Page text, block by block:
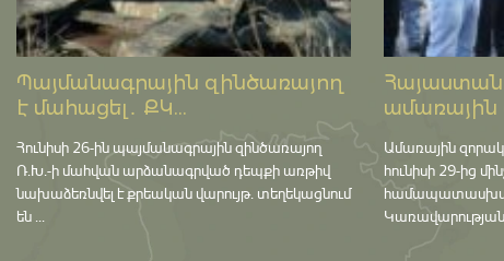
Պայմանագրային զինծառայող
է մահացել․ ՔԿ...
Հունիսի 26-ին պայմանագրային զինծառայող
Ռ.Խ.-ի մահվան արձանագրված դեպքի առթիվ
նախաձեռնվել է քրեական վարույթ․ տեղեկացնում
են ...
ամառային
Ամառային
հունիսի 29-ից
համապատասխան
Կառավարության